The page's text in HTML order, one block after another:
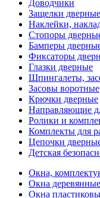
Доводчики
Защелки дверные
Наклейки,
Стопоры
Бамперы
Фиксаторы
Глазки дверные
Шпингалеты,
Засовы воротные
Крючки дверные
Направляющие
Ролики и
Комплекты для
Цепочки
Детская
Окна,
Окна деревянные
Окна